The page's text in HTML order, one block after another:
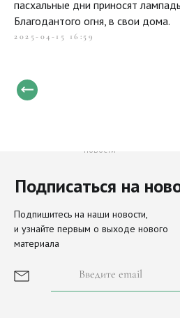
пасхальные дни приносят
Благодантого огня, в свои дома.
2025-04-15 16:59
Подписаться на
Подпишитесь на наши новости,
и узнайте первым о выходе нового
материала
новости
Направления
О Фонде
История фонда